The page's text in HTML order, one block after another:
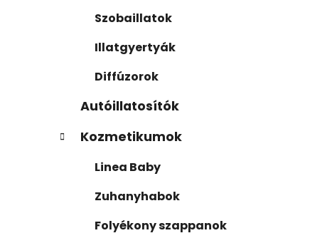
Szobaillatok
Illatgyertyák
Diffúzorok
Autóillatosítók
Kozmetikumok
Linea Baby
Zuhanyhabok
Folyékony szappanok